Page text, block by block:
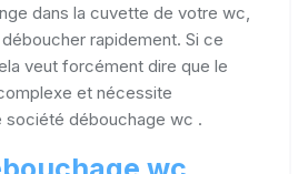
dans la cuvette de votre wc,
rapidement. Si ce
veut forcément dire que le
et nécessite
société débouchage wc .